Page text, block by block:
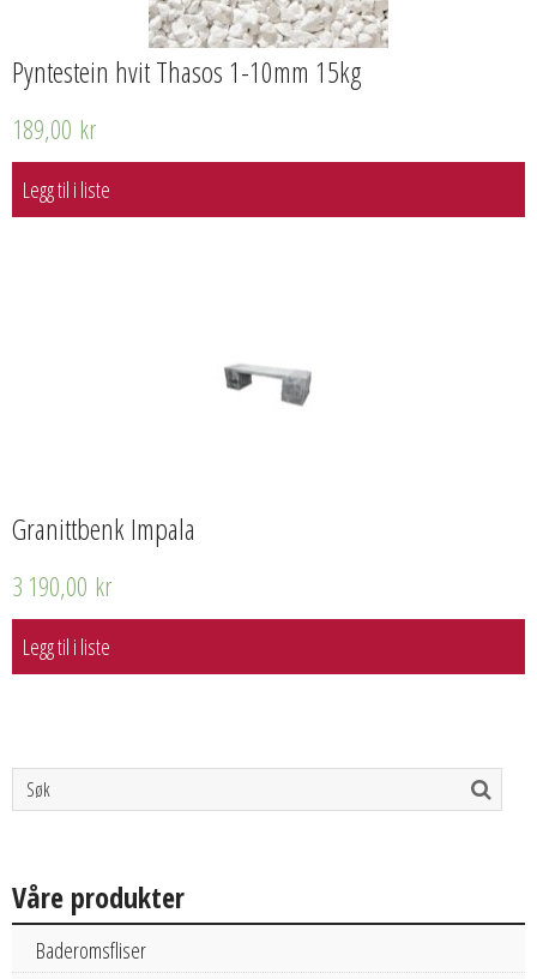
Pyntestein hvit Thasos 1-10mm 15kg
189,00 kr
Legg til i liste
Granittbenk Impala
3 190,00 kr
Legg til i liste
Våre produkter
Baderomsfliser